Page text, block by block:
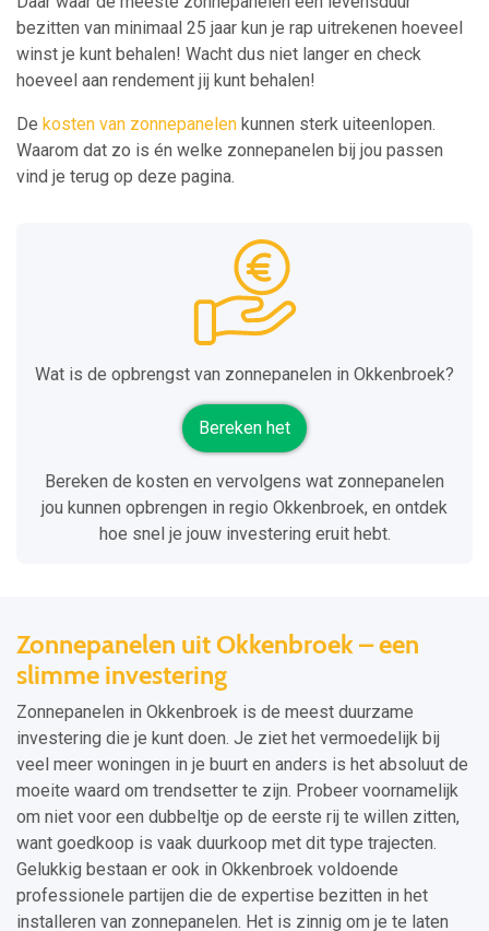
bezitten van minimaal 25 jaar kun je rap uitrekenen hoeveel
winst je kunt behalen! Wacht dus niet langer en check
hoeveel aan rendement jij kunt behalen!
De kosten van zonnepanelen kunnen sterk uiteenlopen.
Waarom dat zo is én welke zonnepanelen bij jou passen
vind je terug op deze pagina.
Wat is de opbrengst van zonnepanelen in Okkenbroek?
Bereken het
Bereken de kosten en vervolgens wat zonnepanelen
jou kunnen opbrengen in regio Okkenbroek, en ontdek
hoe snel je jouw investering eruit hebt.
Zonnepanelen uit Okkenbroek – een
slimme investering
Zonnepanelen in Okkenbroek is de meest duurzame
investering die je kunt doen. Je ziet het vermoedelijk bij
veel meer woningen in je buurt en anders is het absoluut de
moeite waard om trendsetter te zijn. Probeer voornamelijk
om niet voor een dubbeltje op de eerste rij te willen zitten,
want goedkoop is vaak duurkoop met dit type trajecten.
Gelukkig bestaan er ook in Okkenbroek voldoende
professionele partijen die de expertise bezitten in het
installeren van zonnepanelen. Het is zinnig om je te laten